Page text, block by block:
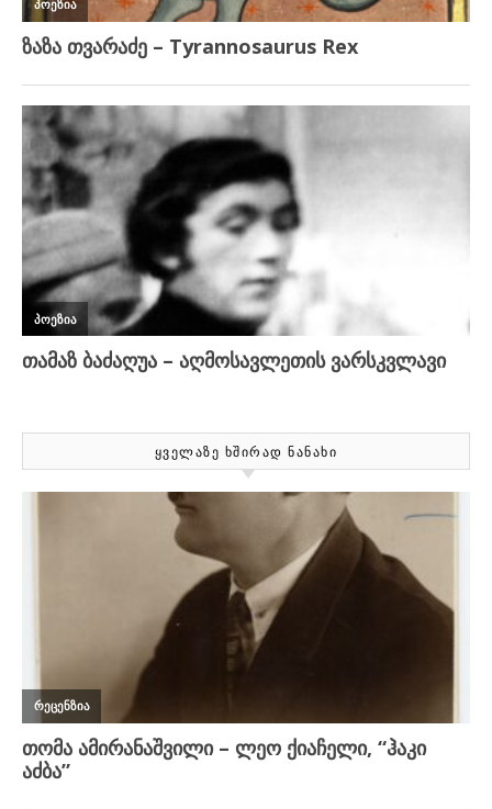
ᲧᲕᲔᲚᲐᲖᲔ ᲮᲨᲘᲠᲐᲓ ᲜᲐᲜᲐᲮᲘ